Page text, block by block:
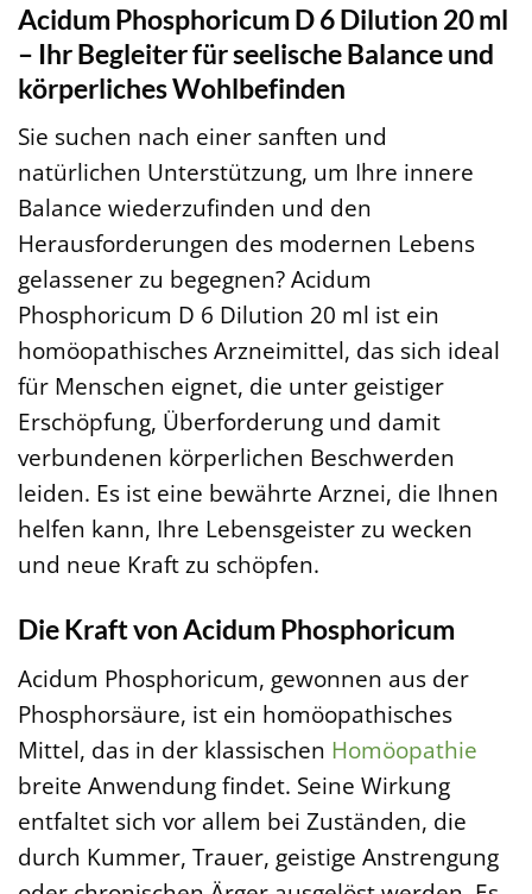
Acidum Phosphoricum D 6 Dilution 20 ml
– Ihr Begleiter für seelische Balance und
körperliches Wohlbefinden
Sie suchen nach einer sanften und
natürlichen Unterstützung, um Ihre innere
Balance wiederzufinden und den
Herausforderungen des modernen Lebens
gelassener zu begegnen? Acidum
Phosphoricum D 6 Dilution 20 ml ist ein
homöopathisches Arzneimittel, das sich ideal
für Menschen eignet, die unter geistiger
Erschöpfung, Überforderung und damit
verbundenen körperlichen Beschwerden
leiden. Es ist eine bewährte Arznei, die Ihnen
helfen kann, Ihre Lebensgeister zu wecken
und neue Kraft zu schöpfen.
Die Kraft von Acidum Phosphoricum
Acidum Phosphoricum, gewonnen aus der
Phosphorsäure, ist ein homöopathisches
Mittel, das in der klassischen Homöopathie
breite Anwendung findet. Seine Wirkung
entfaltet sich vor allem bei Zuständen, die
durch Kummer, Trauer, geistige Anstrengung